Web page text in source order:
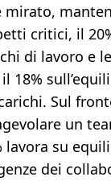
mirato,
critici, il
di lavoro e
18%
Sul
un
lavora su
dei